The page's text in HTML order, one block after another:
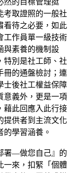
考取證照的一般社
看待之必要，如此
工作員單一級技術
與素養的機制設
特別是社工師、社
冊的通盤檢討；連
士後社工權益保障
意義外，更是一項
藉此回應入此行接
提供者到主流文化
學習涵養。
署—做您自己』的
一來，扣緊「個體